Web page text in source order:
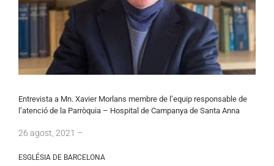
Entrevista a Mn. Xavier Morlans membre de l’equip responsable de
l’atenció de la Parròquia – Hospital de Campanya de Santa Anna
26 agost, 2021 –
ESGLÉSIA DE BARCELONA